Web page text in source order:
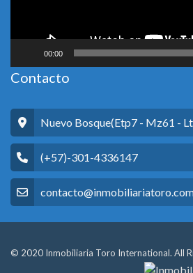
00:00
Contacto
Nuevo Bosque(Etp7 - Mz61 -
(+57)-301-4336147
© 2020 Inmobiliaria Toro International. All